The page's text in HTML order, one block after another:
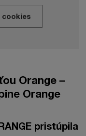
cookies
Orange –
Orange
pristúpila